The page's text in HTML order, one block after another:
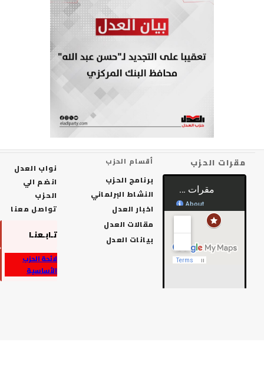
الحزب أقسام الحزب
برنامج الحزب
النشاط البرلماني
اخبار العدل
مقالات العدل
بيانات العدل
نواب العدل
انضم الي
تواصل معنا
تـابـعنـا
لائحة الحزب
الأساسية